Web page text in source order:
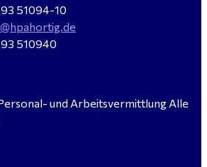
(m/w/d) - Bitterfeld-Wolfen
€
(m/w/d) Anlagen- und
51094-10
510940
und Arbeitsvermittlung Alle